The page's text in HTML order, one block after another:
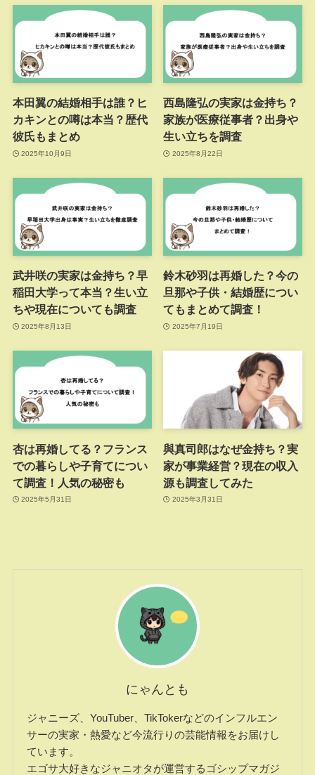
本田翼の結婚相手は誰？ヒ
カキンとの噂は本当？歴代
彼氏もまとめ
2025年10月9日
西島隆弘の実家は金持ち？
家族が医療従事者？出身や
生い立ちを調査
2025年8月22日
武井咲の実家は金持ち？早
稲田大学って本当？生い立
ちや現在についても調査
2025年8月13日
鈴木砂羽は再婚した？今の
旦那や子供・結婚歴につい
てもまとめて調査！
2025年7月19日
杏は再婚してる？フランス
での暮らしや子育てについ
て調査！人気の秘密も
2025年5月31日
與真司郎はなぜ金持ち？実
家が事業経営？現在の収入
源も調査してみた
2025年3月31日
にゃんとも
ジャニーズ、YouTuber、TikTokerなどのインフルエン
サーの実家・熱愛など今流行りの芸能情報をお届けし
ています。
エゴサ大好きなジャニオタが運営するゴシップマガジ